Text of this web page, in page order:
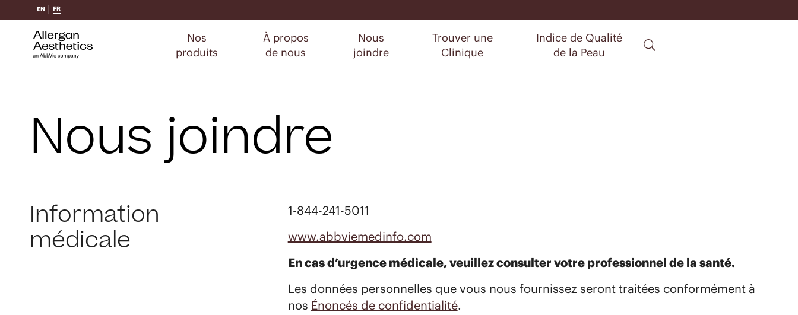
EN FR
Nos
produits
À propos
de nous
Nous
joindre
Trouver une
Clinique
Indice de Qualité
de la Peau
Nous joindre
Information
médicale
1-844-241-5011
www.abbviemedinfo.com
En cas d’urgence médicale, veuillez consulter votre professionnel de la santé.
Les données personnelles que vous nous fournissez seront traitées conformément à
nos Énoncés de confidentialité.